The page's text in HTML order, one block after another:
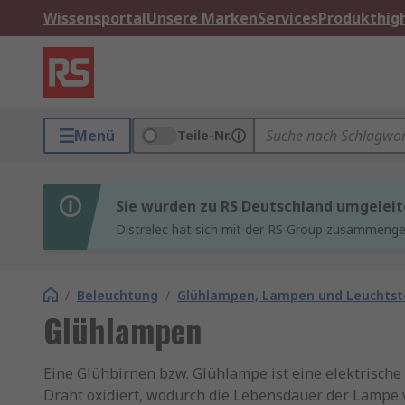
WissensportalUnsere MarkenServices
Menü Teile-Nr.
Sie wurden zu RS Deutschland
Distrelec hat sich mit der RS Group
/ Beleuchtung / Glühlampen, Lampen und
Glühlampen
Eine Glühbirnen bzw. Glühlampe ist eine
Draht oxidiert, wodurch die Lebensdauer der